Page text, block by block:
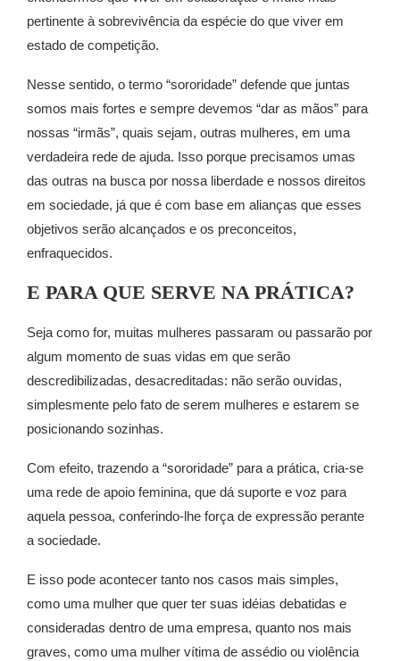
pertinente à sobrevivência da espécie do que viver em
estado de competição.
Nesse sentido, o termo “sororidade” defende que juntas
somos mais fortes e sempre devemos “dar as mãos” para
nossas “irmãs”, quais sejam, outras mulheres, em uma
verdadeira rede de ajuda. Isso porque precisamos umas
das outras na busca por nossa liberdade e nossos direitos
em sociedade, já que é com base em alianças que esses
objetivos serão alcançados e os preconceitos,
enfraquecidos.
E PARA QUE SERVE NA PRÁTICA?
Seja como for, muitas mulheres passaram ou passarão por
algum momento de suas vidas em que serão
descredibilizadas, desacreditadas: não serão ouvidas,
simplesmente pelo fato de serem mulheres e estarem se
posicionando sozinhas.
Com efeito, trazendo a “sororidade” para a prática, cria-se
uma rede de apoio feminina, que dá suporte e voz para
aquela pessoa, conferindo-lhe força de expressão perante
a sociedade.
E isso pode acontecer tanto nos casos mais simples,
como uma mulher que quer ter suas idéias debatidas e
consideradas dentro de uma empresa, quanto nos mais
graves, como uma mulher vítima de assédio ou violência